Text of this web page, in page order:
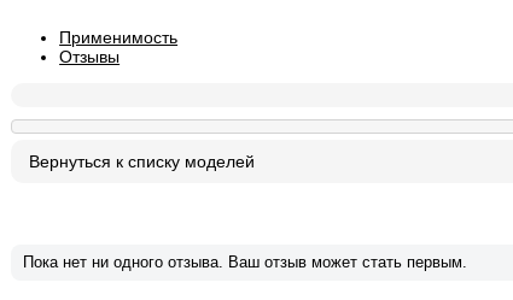
Применимость
Отзывы
Пока нет ни одного отзыва. Ваш отзыв может стать первым.